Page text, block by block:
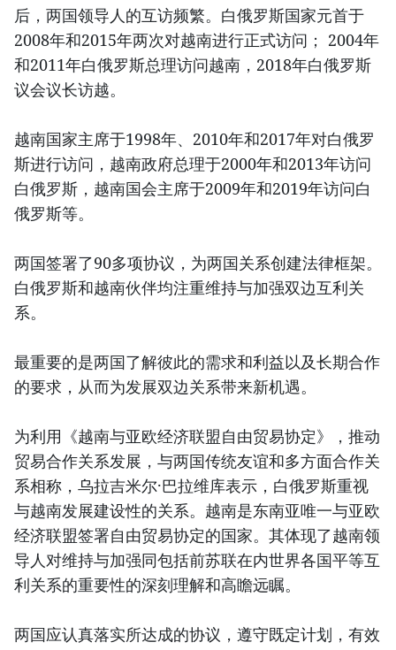
后，两国领导人的互访频繁。白俄罗斯国家元首于
2008年和2015年两次对越南进行正式访问； 2004年
和2011年白俄罗斯总理访问越南，2018年白俄罗斯
议会议长访越。
越南国家主席于1998年、2010年和2017年对白俄罗
斯进行访问，越南政府总理于2000年和2013年访问
白俄罗斯，越南国会主席于2009年和2019年访问白
俄罗斯等。
两国签署了90多项协议，为两国关系创建法律框架。
白俄罗斯和越南伙伴均注重维持与加强双边互利关
系。
最重要的是两国了解彼此的需求和利益以及长期合作
的要求，从而为发展双边关系带来新机遇。
为利用《越南与亚欧经济联盟自由贸易协定》，推动
贸易合作关系发展，与两国传统友谊和多方面合作关
系相称，乌拉吉米尔·巴拉维库表示，白俄罗斯重视
与越南发展建设性的关系。越南是东南亚唯一与亚欧
经济联盟签署自由贸易协定的国家。其体现了越南领
导人对维持与加强同包括前苏联在内世界各国平等互
利关系的重要性的深刻理解和高瞻远瞩。
两国应认真落实所达成的协议，遵守既定计划，有效